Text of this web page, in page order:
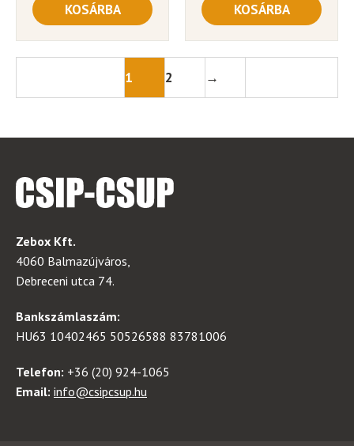
KOSÁRBA KOSÁRBA
1 2 →
Zebox Kft.
4060 Balmazújváros,
Debreceni utca 74.
Bankszámlaszám:
HU63 10402465 50526588 83781006
Telefon: +36 (20) 924-1065
Email: info@csipcsup.hu